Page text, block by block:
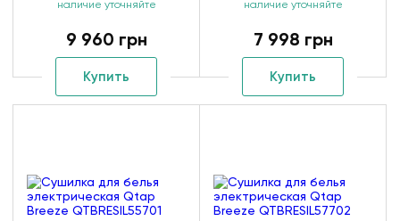
Virando AB-120-050-
наличие уточняйте
9 960 грн
Купить
Virando AB-120-050-
наличие уточняйте
7 998 грн
Купить